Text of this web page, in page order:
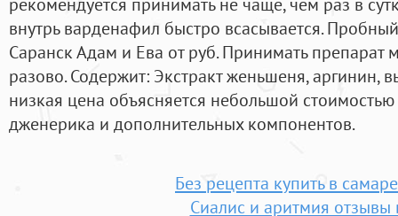
внутрь варденафил быстро всасывается.
Саранск Адам и Ева от руб. Принимать препарат
разово. Содержит: Экстракт женьшеня, аргинин,
низкая цена объясняется небольшой
дженерика и дополнительных компонентов.
Без рецепта купить в
Сиалис и аритмия отзывы